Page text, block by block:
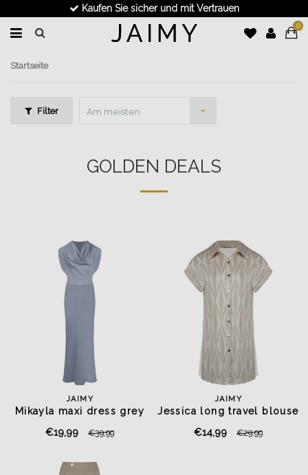
Schnelle Lieferung
0
Startseite
Filter Am meisten
GOLDEN DEALS
JAIMY
Mikayla maxi dress grey
€19,99 €39,99
JAIMY
Jessica long travel blouse
€14,99 €29,99